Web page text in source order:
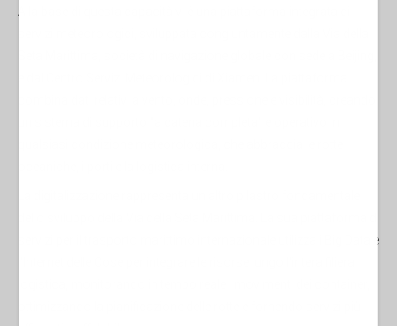
Alla base di questa capacità vi è una piattaforma integrata di
servizi meteorologici, sviluppata congiuntamente dalla Via della
Seta Marittima, società di navigazione globale con sede a Beijing,
e dal Centro Servizi Meteorologici di Xiamen. La piattaforma
combina dati relativi a vento, onde, pressione e visibilità, creando
un sistema di supporto "a catena completa" e operativo in
qualsiasi condizione meteorologica, che abbraccia le rotte
oceaniche, i porti e la logistica interna.
dello sviluppo della Via della Seta Marittima. La sua piattaforma di
servizi per il trasporto marittimo internazionale utilizza i Big Data e
ottimizzando la pianificazione delle rotte e fornendo servizi più